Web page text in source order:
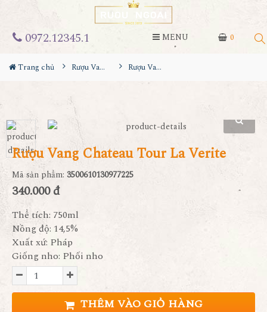
0
0972.12345.1 MENU
Trang chủ Rượu Vang Rượu Vang Chateau Tour La Verite
Rượu Vang Chateau Tour La Verite
Mã sản phẩm: 3500610130977225
340.000 đ
Thể tích: 750ml
Nồng độ: 14,5%
Xuất xứ: Pháp
Giống nho: Phối nho
THÊM VÀO GIỎ HÀNG